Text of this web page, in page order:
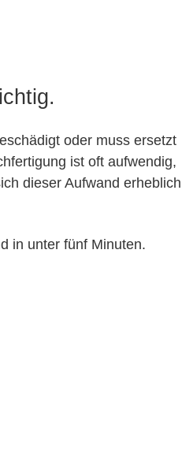
oder muss ersetzt
ist oft aufwendig,
dieser Aufwand erheblich
in unter fünf Minuten.